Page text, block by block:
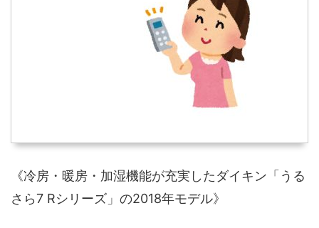
《冷房・暖房・加湿機能が充実したダイキン「うる
さら7 Rシリーズ」の2018年モデル》